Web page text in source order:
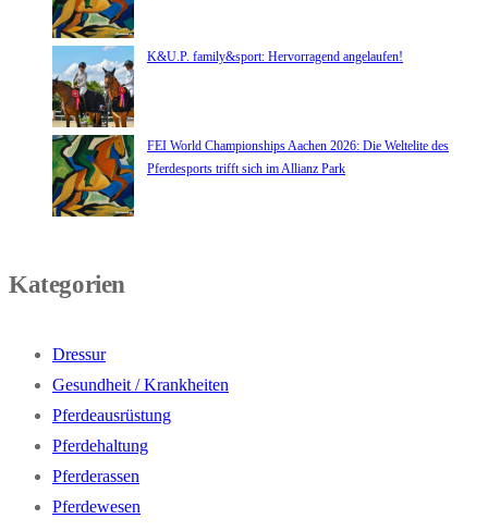
K&U.P. family&sport: Hervorragend angelaufen!
FEI World Championships Aachen 2026: Die Weltelite des
Pferdesports trifft sich im Allianz Park
Kategorien
Dressur
Gesundheit / Krankheiten
Pferdeausrüstung
Pferdehaltung
Pferderassen
Pferdewesen